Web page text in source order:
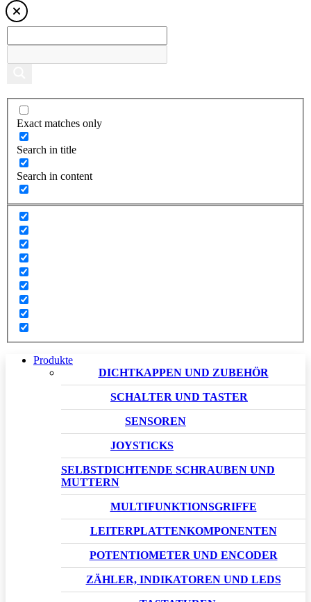
Exact matches only
Search in title
Search in content
Produkte
DICHTKAPPEN UND ZUBEHÖR
SCHALTER UND TASTER
SENSOREN
JOYSTICKS
SELBSTDICHTENDE SCHRAUBEN UND
MUTTERN
MULTIFUNKTIONSGRIFFE
LEITERPLATTENKOMPONENTEN
POTENTIOMETER UND ENCODER
ZÄHLER, INDIKATOREN UND LEDS